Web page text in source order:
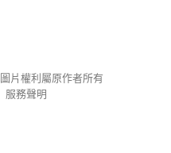
片權利屬原作者所有
服務聲明